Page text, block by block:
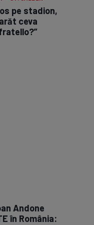
pe stadion,
ceva
Andone
în România: